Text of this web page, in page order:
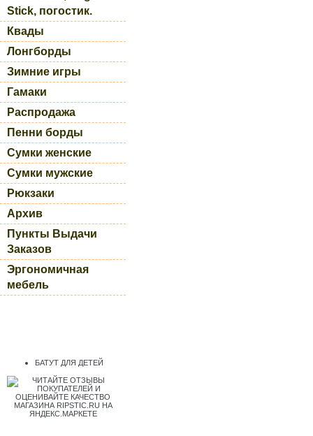
Stick, погостик.
Квады
Лонгборды
Зимние игры
Гамаки
Распродажа
Пенни борды
Сумки женские
Сумки мужские
Рюкзаки
Архив
Пункты Выдачи
Заказов
Эргономичная
мебель
БАТУТ ДЛЯ ДЕТЕЙ